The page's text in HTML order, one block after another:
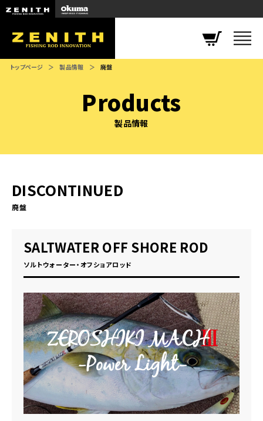
トップページ 製品情報 廃盤
Products
製品情報
DISCONTINUED
廃盤
SALTWATER OFF SHORE ROD
ソルトウォーター・オフショアロッド